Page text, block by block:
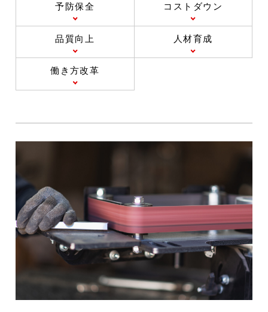
予防保全 コストダウン
品質向上 人材育成
働き方改革